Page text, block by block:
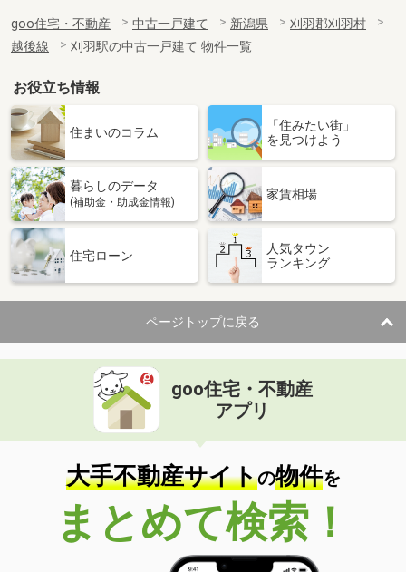
goo住宅・不動産 中古一戸建て 新潟県
刈羽郡刈羽村
越後線
刈羽駅の中古一戸建て 物件一覧
お役立ち情報
住まいのコラム
「住みたい街」
を見つけよう
暮らしのデータ
(補助金・助成金情報)
家賃相場
住宅ローン
人気タウン
ランキング
ページトップに戻る
goo住宅・不動産
アプリ
大手不動産サイトの物件を
まとめて検索！